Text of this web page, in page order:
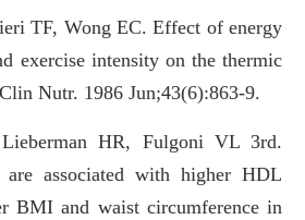
TF, Wong EC. Effect of energy
exercise intensity on the thermic
Nutr. 1986 Jun;43(6):863-9.
HR, Fulgoni VL 3rd.
are associated with higher HDL
BMI and waist circumference in